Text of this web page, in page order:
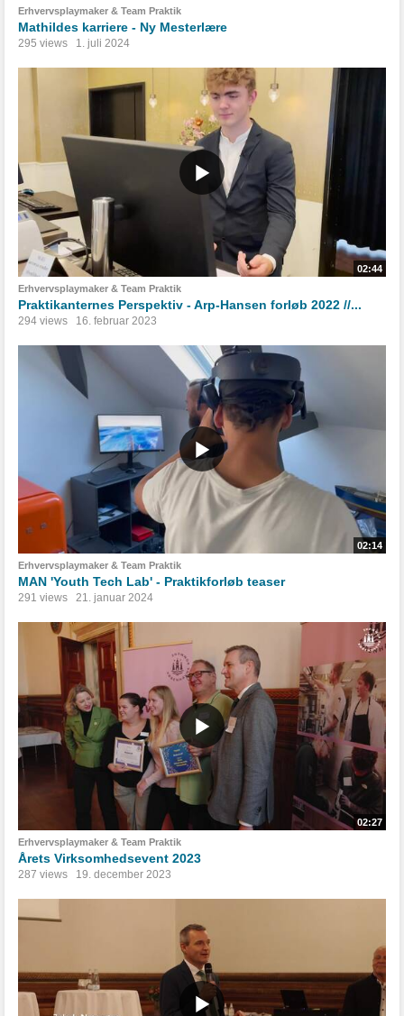
Erhvervsplaymaker & Team Praktik
Mathildes karriere - Ny Mesterlære
295 views 1. juli 2024
02:44
Erhvervsplaymaker & Team Praktik
Praktikanternes Perspektiv - Arp-Hansen forløb 2022 //...
294 views 16. februar 2023
02:14
Erhvervsplaymaker & Team Praktik
MAN 'Youth Tech Lab' - Praktikforløb teaser
291 views 21. januar 2024
02:27
Erhvervsplaymaker & Team Praktik
Årets Virksomhedsevent 2023
287 views 19. december 2023